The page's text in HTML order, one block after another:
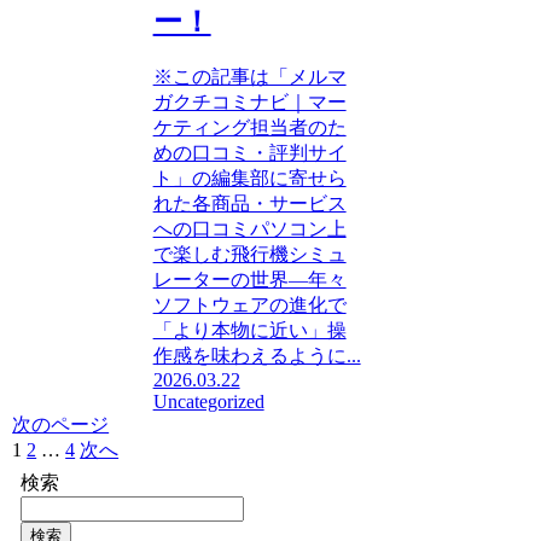
ー！
※この記事は「メルマ
ガクチコミナビ｜マー
ケティング担当者のた
めの口コミ・評判サイ
ト」の編集部に寄せら
れた各商品・サービス
への口コミパソコン上
で楽しむ飛行機シミュ
レーターの世界—年々
ソフトウェアの進化で
「より本物に近い」操
作感を味わえるように...
2026.03.22
Uncategorized
次のページ
1 2 … 4 次へ
検索
検索